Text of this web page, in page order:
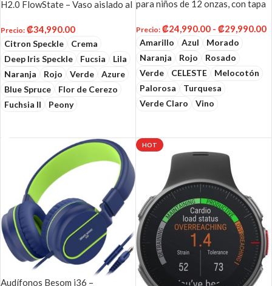
H2.0 FlowState – Vaso aislado al
tapa y pajilla
Precio: ₡34,990.00
Citron Speckle
Crema
Deep Iris Speckle
Fucsia
Lila
Naranja
Rojo Verde
Azure
Blue Spruce
Flor de Cerezo
Fuchsia II
Peony
para niños de 12 onzas, con tapa
Precio: ₡24,990.00 - ₡29,990.00
Amarillo Azul
Morado
Naranja
Rojo
Rosado
Verde
CELESTE
Melocotón
Palorosa
Turquesa
Verde Claro
Vino
Audífonos Besom i36 –
HOT